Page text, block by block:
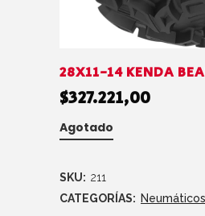
28X11-14 KENDA
$327.221,00
Agotado
SKU: 211
CATEGORÍAS: Neumáticos